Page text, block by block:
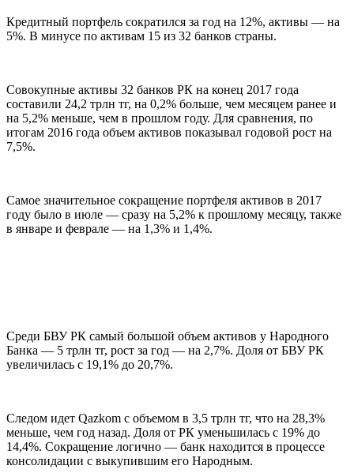
Кредитный портфель сократился за год на 12%, активы — на
5%. В минусе по активам 15 из 32 банков страны.
Совокупные активы 32 банков РК на конец 2017 года
составили 24,2 трлн тг, на 0,2% больше, чем месяцем ранее и
на 5,2% меньше, чем в прошлом году. Для сравнения, по
итогам 2016 года объем активов показывал годовой рост на
7,5%.
Самое значительное сокращение портфеля активов в 2017
году было в июле — сразу на 5,2% к прошлому месяцу, также
в январе и феврале — на 1,3% и 1,4%.
Среди БВУ РК самый большой объем активов у Народного
Банка — 5 трлн тг, рост за год — на 2,7%. Доля от БВУ РК
увеличилась с 19,1% до 20,7%.
Следом идет Qazkom с объемом в 3,5 трлн тг, что на 28,3%
меньше, чем год назад. Доля от РК уменьшилась с 19% до
14,4%. Сокращение логично — банк находится в процессе
консолидации с выкупившим его Народным.